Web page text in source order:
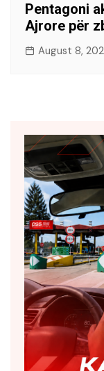
Pentagoni
Ajrore për
August 8,